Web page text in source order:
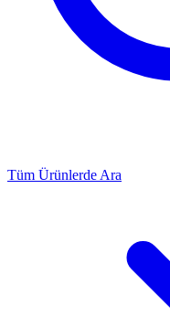
Tüm Ürünlerde Ara